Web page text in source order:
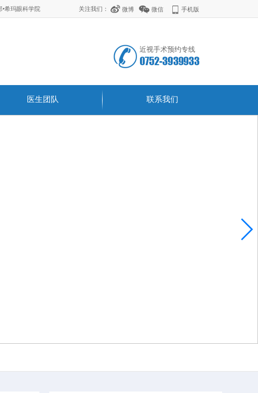
•希玛眼科学院 关注我们： 微博 微信 手机版
近视手术预约专线
医生团队 联系我们